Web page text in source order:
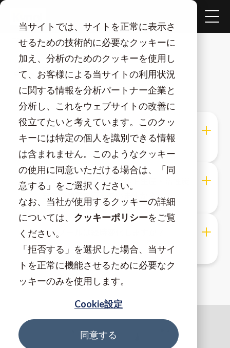
当サイトでは、サイトを正常に表示さ
せるための技術的に必要なクッキーに
加え、分析のためのクッキーを使用し
て、お客様による当サイトの利用状況
に関する情報を分析パートナー企業と
分析し、これをウェブサイトの改善に
役立てたいと考えています。このクッ
キーには特定の個人を識別できる情報
は含まれません。このようなクッキー
の使用に同意いただける場合は、「同
意する」をご選択ください。
なお、当社が使用するクッキーの詳細
については、 クッキーポリシーをご覧
ください。
「拒否する」を選択した場合、当サイ
トを正常に機能させるために必要なク
ッキーのみを使用します。
Cookie設定
同意する
TOP よくあるご質問
よくあるご質問
少量での購入は可能でしょうか？
群栄化学にて糸・フェルト生産・活性炭
までの加工を行っていますか？
カイノールは経時変化しますか？